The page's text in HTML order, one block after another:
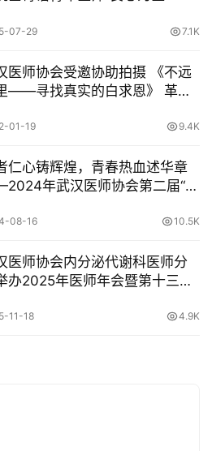
07-29 7.1K
医师协会受邀协助拍摄 《不远
——寻找真实的白求恩》 革命
01-19 9.4K
仁心铸辉煌，青春热血述华章
年武汉医师协会第二届“青
08-16 10.5K
医师协会内分泌代谢科医师分
办2025年医师年会暨第十三届
11-18 4.9K